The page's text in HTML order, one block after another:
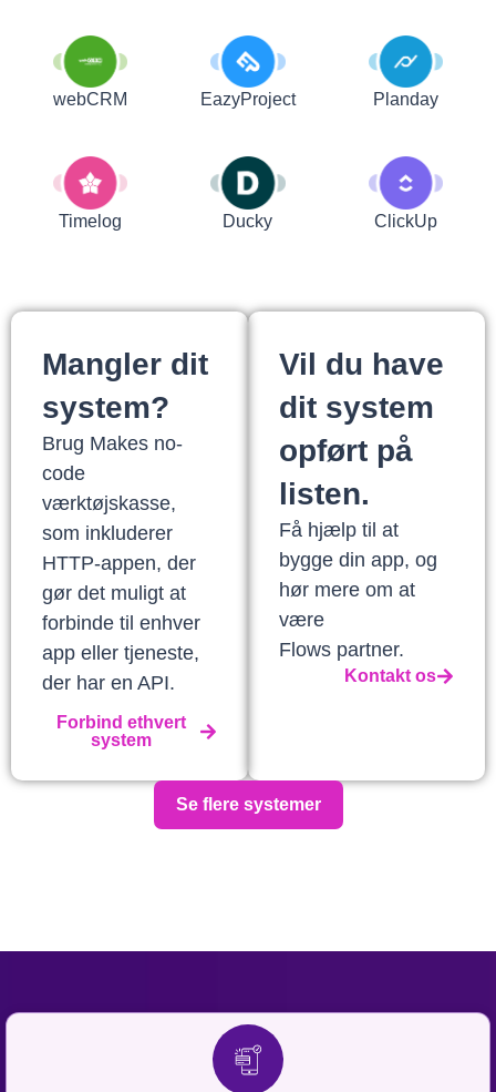
webCRM EazyProject Planday
Timelog Ducky ClickUp
Mangler dit
system?
Brug Makes no-
code
værktøjskasse,
som inkluderer
HTTP-appen, der
gør det muligt at
forbinde til enhver
app eller tjeneste,
der har en API.
Forbind ethvert
system
Vil du have
dit system
opført på
listen.
Få hjælp til at
bygge din app, og
hør mere om at
være
Flows partner.
Kontakt os
Se flere systemer